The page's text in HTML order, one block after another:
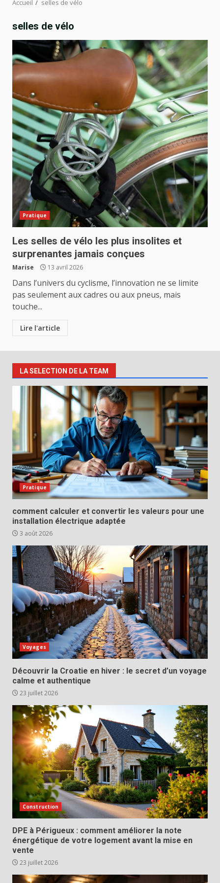
Accueil selles de vélo
selles de vélo
Pratique
Les selles de vélo les plus insolites et
surprenantes jamais conçues
Marise 13 avril 2026
Dans l’univers du cyclisme, l’innovation ne se limite
pas seulement aux cadres ou aux pneus, mais
touche...
Lire l'article
LA SELECTION DE LA TEAM
Pratique
comment calculer et convertir les valeurs pour une
installation électrique adaptée
3 août 2026
Voyages
Découvrir la Croatie en hiver : le secret d’un voyage
calme et authentique
23 juillet 2026
Construction
DPE à Périgueux : comment améliorer la note
énergétique de votre logement avant la mise en
vente
23 juillet 2026